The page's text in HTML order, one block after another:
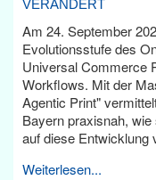
VERÄNDERT
Am 24. September
Evolutionsstufe des
Universal Commerce
Workflows. Mit der
Agentic Print"
Bayern praxisnah,
auf diese Entwicklung
Weiterlesen...